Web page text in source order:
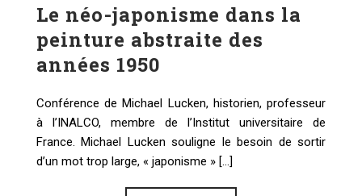
Le néo-japonisme dans la
peinture abstraite des
années 1950
Conférence de Michael Lucken, historien, professeur
à l’INALCO, membre de l’Institut universitaire de
France. Michael Lucken souligne le besoin de sortir
d’un mot trop large, « japonisme » [...]